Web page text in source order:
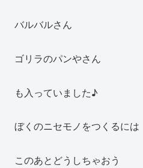
バルバルさん
ゴリラのパンやさん
も入っていました♪
ぼくのニセモノをつくるには
このあとどうしちゃおう